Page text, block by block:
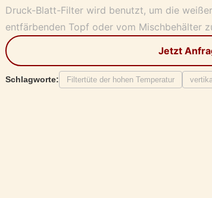
Druck-Blatt-Filter wird benutzt, um die
entfärbenden Topf oder vom Mischbehälter
Jetzt
Schlagworte: Filtertüte der hohen Temperatur